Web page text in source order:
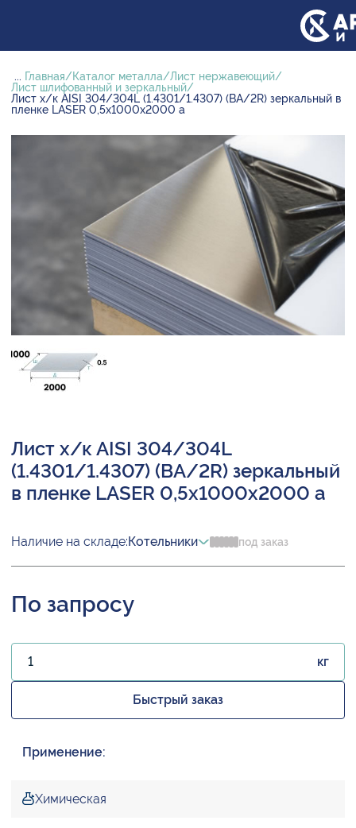
... Главная Каталог металла
Лист нержавеющий
Лист шлифованный и зеркальный
Лист х/к AISI 304/304L (1.4301/1.4307) (BA/2R) зеркальный в
пленке LASER 0,5х1000х2000 а
Лист х/к AISI 304/304L
(1.4301/1.4307) (BA/2R) зеркальный
в пленке LASER 0,5х1000х2000 а
Наличие на складе:Котельники под заказ
По запросу
кг
Быстрый заказ
Применение:
Химическая